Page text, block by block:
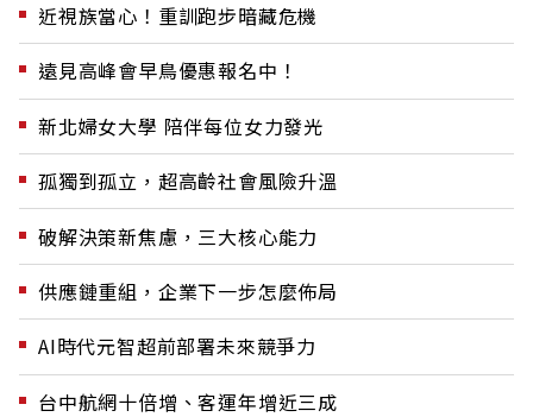
近視族當心！重訓跑步暗藏危機
遠見高峰會早鳥優惠報名中！
新北婦女大學 陪伴每位女力發光
孤獨到孤立，超高齡社會風險升溫
破解決策新焦慮，三大核心能力
供應鏈重組，企業下一步怎麼佈局
AI時代元智超前部署未來競爭力
台中航網十倍增、客運年增近三成